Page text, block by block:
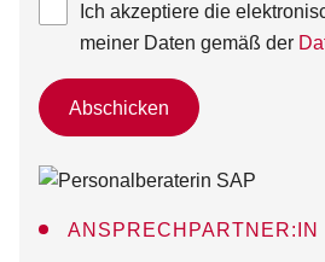
Ich akzeptiere die
meiner Daten gemäß der
Abschicken
ANSPRECHPARTNER:IN